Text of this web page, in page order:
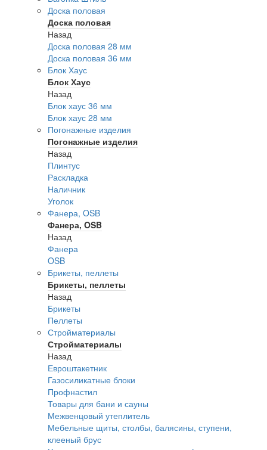
Доска половая
Доска половая
Назад
Доска половая 28 мм
Доска половая 36 мм
Блок Хаус
Блок Хаус
Назад
Блок хаус 36 мм
Блок хаус 28 мм
Погонажные изделия
Погонажные изделия
Назад
Плинтус
Раскладка
Наличник
Уголок
Фанера, OSB
Фанера, OSB
Назад
Фанера
OSB
Брикеты, пеллеты
Брикеты, пеллеты
Назад
Брикеты
Пеллеты
Стройматериалы
Стройматериалы
Назад
Евроштакетник
Газосиликатные блоки
Профнастил
Товары для бани и сауны
Межвенцовый утеплитель
Мебельные щиты, столбы, балясины, ступени,
клееный брус